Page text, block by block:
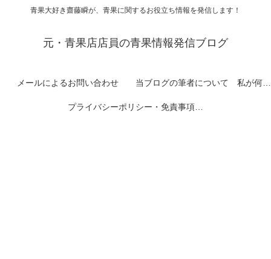
青果大好き齋藤瞬が、青果に関するお役立ち情報を発信します！
元・青果店店員の青果情報発信ブログ
メールによるお問い合わせ 当ブログの筆者について 私が何者なのかを紹介します
プライバシーポリシー・免責事項など